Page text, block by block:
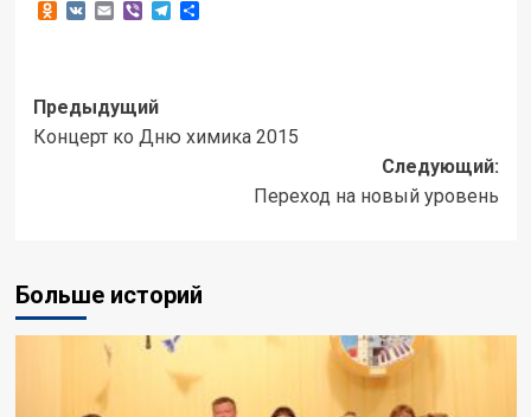
Odnoklassniki
VK EmailViberTelegram
Отправить
Навигация
записи
Предыдущий
Концерт ко Дню химика 2015
Следующий:
Переход на новый уровень
Больше историй